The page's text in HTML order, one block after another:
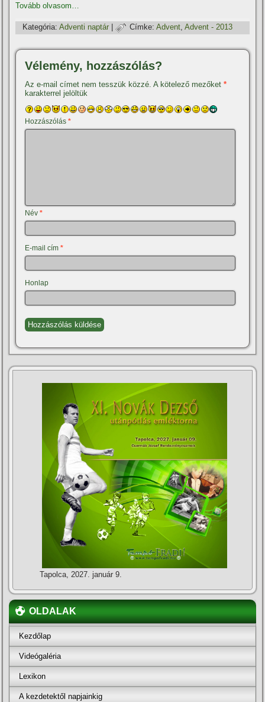
Tovább olvasom…
Kategória: Adventi naptár | Címke: Advent,Advent - 2013
Vélemény, hozzászólás?
Az e-mail címet nem tesszük közzé. A kötelező mezőket*
karakterrel jelöltük
Hozzászólás*
Név*
E-mail cím*
Honlap
Tapolca, 2027. január 9.
OLDALAK
Kezdőlap
Videógaléria
Lexikon
A kezdetektől napjainkig